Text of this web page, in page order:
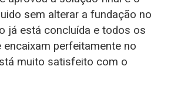
sem alterar a fundação no
já está concluída e todos os
perfeitamente no
muito satisfeito com o